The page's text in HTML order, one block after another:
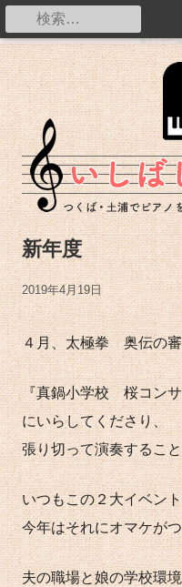
コ
ン
テ
ン
ツ
へ
ス
キ
ッ
プ
つくば・土浦でピアノを教
メ
イ
ン
メ
ニ
ュ
ー
索:
新年度
公
開
日
2019年4月19日
４月、太極拳 奥伝の
『真鍋小学校 桜コンサ
にいらしてくださり、
張り切って演奏するこ
いつもこの２大イベン
今年はそれにオマケが
夫の職場と娘の学校環